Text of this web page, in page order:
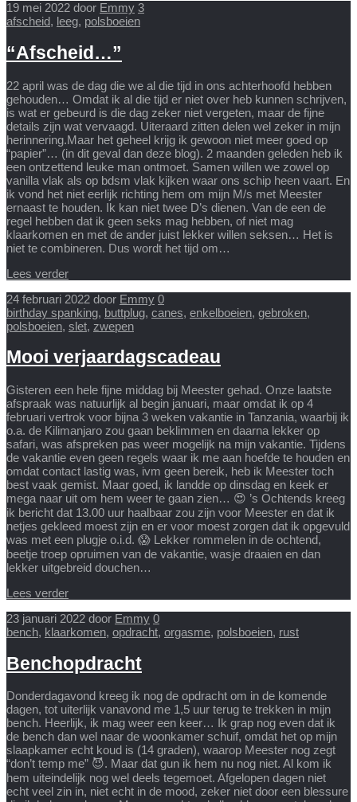
19 mei 2022 door Emmy 3
afscheid, leeg, polsboeien
“Afscheid…”
22 april was de dag die we al die tijd in ons achterhoofd hebben
gehouden… Omdat ik al die tijd er niet over heb kunnen schrijven,
is wat er gebeurd is die dag zeker niet vergeten, maar de fijne
details zijn wat vervaagd. Uiteraard zitten delen wel zeker in mijn
herinnering.Maar het geheel krijg ik gewoon niet meer goed op
“papier”… (in dit geval dan deze blog). 2 maanden geleden heb ik
een ontzettend leuke man ontmoet. Samen willen we zowel op
vanilla vlak als op bdsm vlak kijken waar ons schip heen vaart. En
ik vond het niet eerlijk richting hem om mijn M/s met Meester
ernaast te houden. Ik kan niet twee D’s dienen. Van de een de
regel hebben dat ik geen seks mag hebben, of niet mag
klaarkomen en met de ander juist lekker willen seksen… Het is
niet te combineren. Dus wordt het tijd om…
Lees verder
24 februari 2022 door Emmy 0
birthday spanking, buttplug, canes, enkelboeien, gebroken,
polsboeien, slet, zwepen
Mooi verjaardagscadeau
Gisteren een hele fijne middag bij Meester gehad. Onze laatste
afspraak was natuurlijk al begin januari, maar omdat ik op 4
februari vertrok voor bijna 3 weken vakantie in Tanzania, waarbij ik
o.a. de Kilimanjaro zou gaan beklimmen en daarna lekker op
safari, was afspreken pas weer mogelijk na mijn vakantie. Tijdens
de vakantie even geen regels waar ik me aan hoefde te houden en
omdat contact lastig was, ivm geen bereik, heb ik Meester toch
best vaak gemist. Maar goed, ik landde op dinsdag en keek er
mega naar uit om hem weer te gaan zien… 😍 ’s Ochtends kreeg
ik bericht dat 13.00 uur haalbaar zou zijn voor Meester en dat ik
netjes gekleed moest zijn en er voor moest zorgen dat ik opgevuld
was met een plugje o.i.d. 😱 Lekker rommelen in de ochtend,
beetje troep opruimen van de vakantie, wasje draaien en dan
lekker uitgebreid douchen…
Lees verder
23 januari 2022 door Emmy 0
bench, klaarkomen, opdracht, orgasme, polsboeien, rust
Benchopdracht
Donderdagavond kreeg ik nog de opdracht om in de komende
dagen, tot uiterlijk vanavond me 1,5 uur terug te trekken in mijn
bench. Heerlijk, ik mag weer een keer… Ik grap nog even dat ik
de bench dan wel naar de woonkamer schuif, omdat het op mijn
slaapkamer echt koud is (14 graden), waarop Meester nog zegt
“don’t temp me” 😈. Maar dat gun ik hem nu nog niet. Al kom ik
hem uiteindelijk nog wel deels tegemoet. Afgelopen dagen niet
echt veel zin in, niet echt in de mood, zeker niet door een blessure